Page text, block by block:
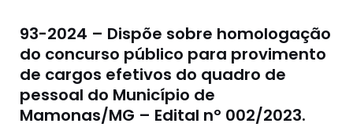
93-2024 – Dispõe sobre homologação
do concurso público para provimento
de cargos efetivos do quadro de
pessoal do Município de
Mamonas/MG – Edital nº 002/2023.